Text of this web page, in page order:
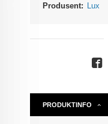
Produsent: Lux
PRODUKTINFO